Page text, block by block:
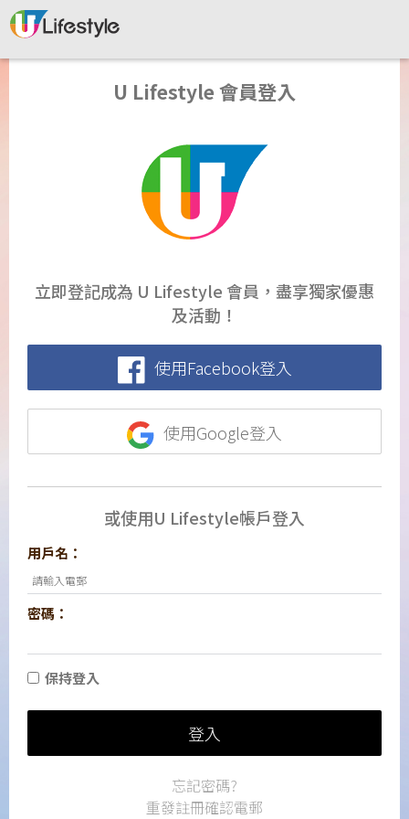
U Lifestyle 會員登入
立即登記成為 U Lifestyle 會員，盡享獨家優惠
及活動！
使用Facebook登入
使用Google登入
或使用U Lifestyle帳戶登入
用戶名：
密碼：
保持登入
登入
忘記密碼?
重發註冊確認電郵